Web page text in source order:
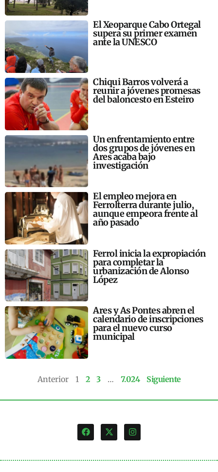
El Xeoparque Cabo Ortegal
supera su primer examen
ante la UNESCO
Chiqui Barros volverá a
reunir a jóvenes promesas
del baloncesto en Esteiro
Un enfrentamiento entre
dos grupos de jóvenes en
Ares acaba bajo
investigación
El empleo mejora en
Ferrolterra durante julio,
aunque empeora frente al
año pasado
Ferrol inicia la expropiación
para completar la
urbanización de Alonso
López
Ares y As Pontes abren el
calendario de inscripciones
para el nuevo curso
municipal
Anterior 1 2 3 … 7.024 Siguiente